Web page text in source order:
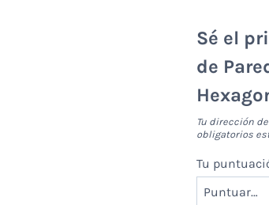
Sé el
de
Tu dirección
obligatorios
Tu